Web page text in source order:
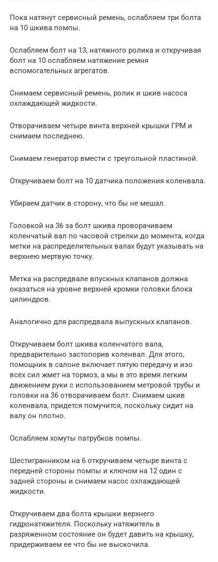
Пока натянут сервисный ремень, ослабляем три болта
на 10 шкива помпы.
Ослабляем болт на 13, натяжного ролика и откручивая
болт на 10 ослабляем натяжение ремня
вспомогательных агрегатов.
Снимаем сервисный ремень, ролик и шкив насоса
охлаждающей жидкости.
Отворачиваем четыре винта верхней крышки ГРМ и
снимаем последнею.
Снимаем генератор вмести с треугольной пластиной.
Откручиваем болт на 10 датчика положения коленвала.
Убираем датчик в сторону, что бы не мешал.
Головкой на 36 за болт шкива проворачиваем
коленчатый вал по часовой стрелки до момента, когда
метки на распределительных валах будут указывать на
верхнею мертвую точку.
Метка на распредвале впускных клапанов должна
оказаться на уровне верхней кромки головки блока
цилиндров.
Аналогично для распредвала выпускных клапанов.
Откручиваем болт шкива коленчатого вала,
предварительно застопорив коленвал. Для этого,
помощник в салоне включает пятую передачу и изо
всех сил жмет на тормоз, а мы в это время легким
движением руки с использованием метровой трубы и
головки на 36 отворачиваем болт. Снимаем шкив
коленвала, придется помучится, поскольку сидит на
валу он плотно.
Ослабляем хомуты патрубков помпы.
Шестигранником на 6 откручиваем четыре винта с
передней стороны помпы и ключом на 12 один с
задней стороны и снимаем насос охлаждающей
жидкости.
Откручиваем два болта крышки верхнего
гидронатяжителя. Поскольку натяжитель в
разряженном состояние он будет давить на крышку,
придерживаем ее что бы не выскочила.